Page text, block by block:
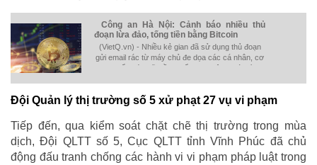
Công an Hà Nội: Cảnh báo nhiều thủ
đoạn lừa đảo, tống tiền bằng Bitcoin
(VietQ.vn) - Nhiều kẻ gian đã sử dụng thủ đoạn
gửi email rác từ máy chủ đe dọa các cá nhân, cơ
quan tổ chức sẽ điều khiển hoạt động máy tính
Đội Quản lý thị trường số 5 xử phạt 27 vụ vi phạm
Tiếp đến, qua kiểm soát chặt chẽ thị trường trong mùa
dịch, Đội QLTT số 5, Cục QLTT tỉnh Vĩnh Phúc đã chủ
động đấu tranh chống các hành vi vi phạm pháp luật trong